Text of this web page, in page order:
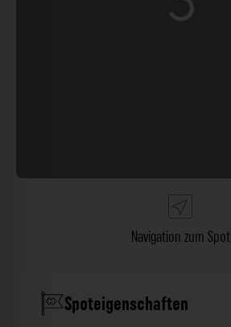
Wird geladen …
Navigation zum Spot
Spoteigenschaften